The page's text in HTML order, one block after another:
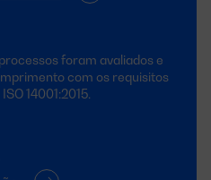
foram avaliados e
com os requisitos
14001:2015.